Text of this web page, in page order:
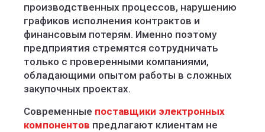
производственных процессов, нарушению
графиков исполнения контрактов и
финансовым потерям. Именно поэтому
предприятия стремятся сотрудничать
только с проверенными компаниями,
обладающими опытом работы в сложных
закупочных проектах.
Современные поставщики электронных
компонентов предлагают клиентам не